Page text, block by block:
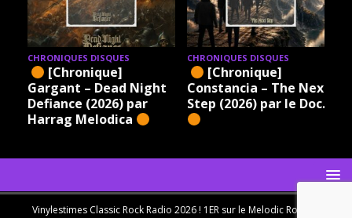
CHRONIQUES DISQUES
[Chronique]
Gargant – Dead Night
Defiance (2026) par
Harrag Melodica
CHRONIQUES DISQUES
[Chronique]
Constancia – The Next
Step (2026) par le Doc.
Vinylestimes Classic Rock Radio 2026 ! 1ER sur le Melodic Rock en